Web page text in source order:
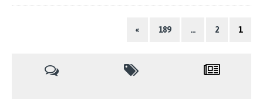
1
2
…
189
»